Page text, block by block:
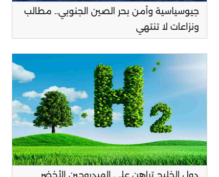
جيوسياسية وأمن بحر الصين الجنوبي.. مطالب
ونزاعات لا تنتهي